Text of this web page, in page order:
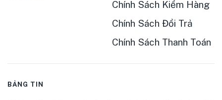
Chính Sách Kiểm Hàng
Chính Sách Đổi Trả
Chính Sách Thanh Toán
BẢNG TIN